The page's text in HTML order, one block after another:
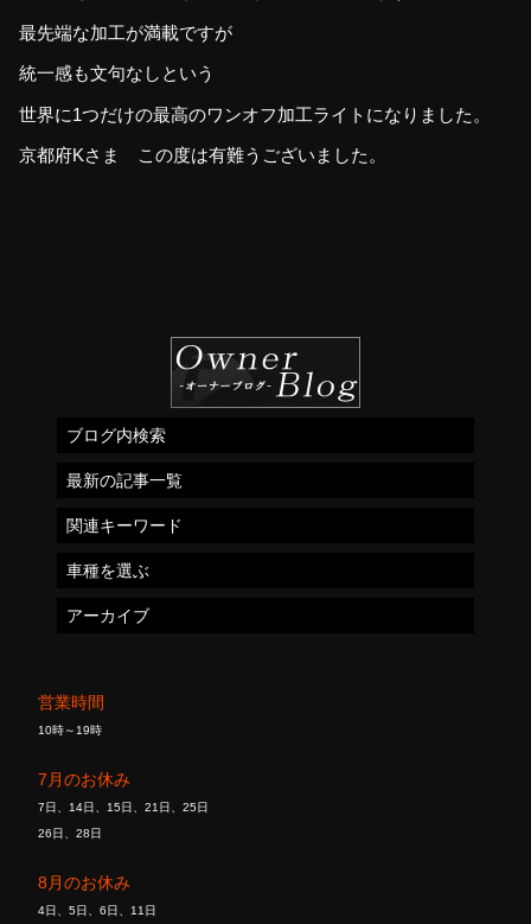
最先端な加工が満載ですが
統一感も文句なしという
世界に1つだけの最高のワンオフ加工ライトになりました。
京都府Kさま この度は有難うございました。
営業時間
10時～19時
7月のお休み
7日、14日、15日、21日、25日
26日、28日
8月のお休み
4日、5日、6日、11日
ブログ内検索
最新の記事一覧
関連キーワード
車種を選ぶ
アーカイブ